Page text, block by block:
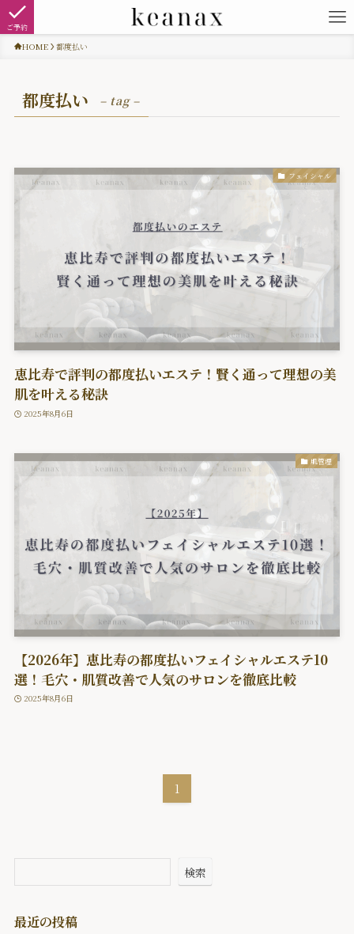
ご予約
HOME 都度払い
都度払い – tag –
フェイシャル
恵比寿で評判の都度払いエステ！賢く通って理想の美
肌を叶える秘訣
2025年8月6日
肌管理
【2026年】恵比寿の都度払いフェイシャルエステ10
選！毛穴・肌質改善で人気のサロンを徹底比較
2025年8月6日
1
検索
最近の投稿